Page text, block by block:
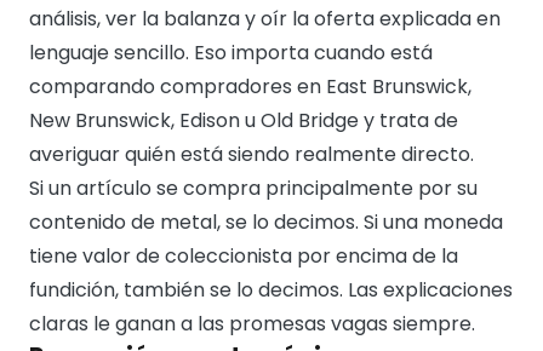
análisis, ver la balanza y oír la oferta explicada en
lenguaje sencillo. Eso importa cuando está
comparando compradores en East Brunswick,
New Brunswick, Edison u Old Bridge y trata de
averiguar quién está siendo realmente directo.
Si un artículo se compra principalmente por su
contenido de metal, se lo decimos. Si una moneda
tiene valor de coleccionista por encima de la
fundición, también se lo decimos. Las explicaciones
claras le ganan a las promesas vagas siempre.